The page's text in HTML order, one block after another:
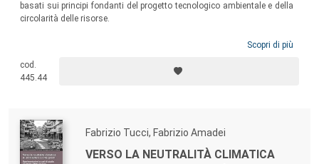
basati sui principi fondanti del progetto tecnologico ambientale e della
circolarità delle risorse.
Scopri di più
cod.
445.44
Fabrizio Tucci, Fabrizio Amadei
VERSO LA NEUTRALITÀ CLIMATICA